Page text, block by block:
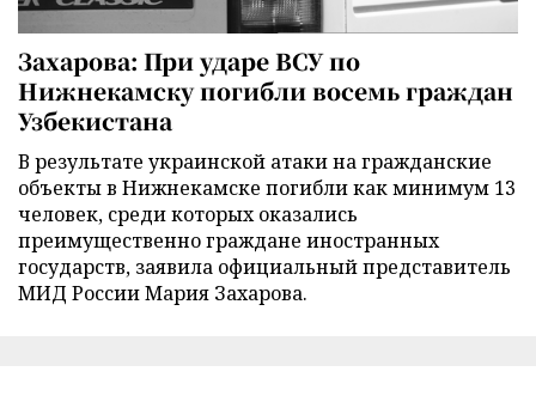
Захарова: При ударе ВСУ по
Нижнекамску погибли восемь граждан
Узбекистана
В результате украинской атаки на гражданские
объекты в Нижнекамске погибли как минимум 13
человек, среди которых оказались
преимущественно граждане иностранных
государств, заявила официальный представитель
МИД России Мария Захарова.